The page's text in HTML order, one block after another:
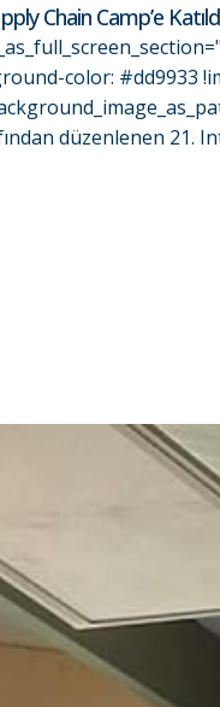
Chain Camp’e
color:
düzenlenen 21.